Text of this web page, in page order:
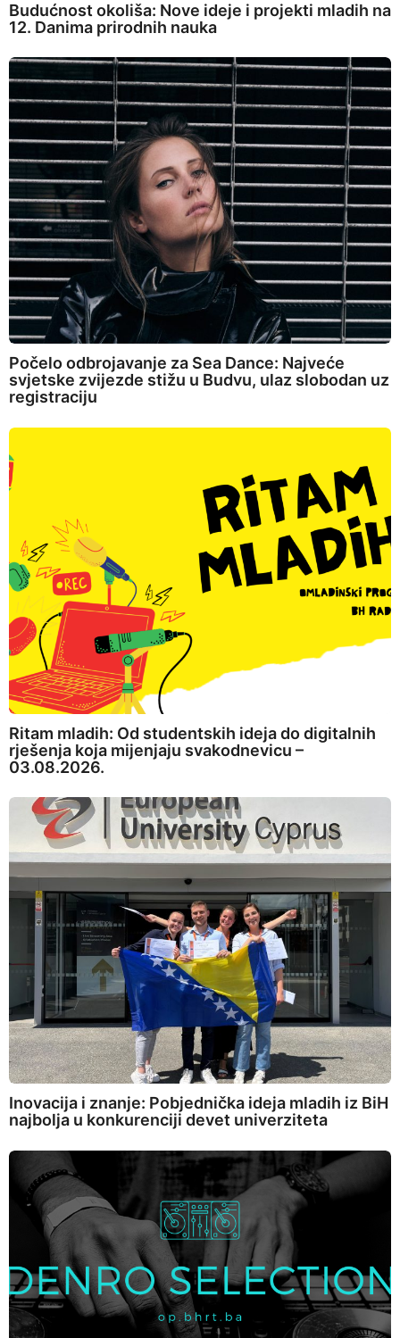
Budućnost okoliša: Nove ideje i projekti mladih na
12. Danima prirodnih nauka
Počelo odbrojavanje za Sea Dance: Najveće
svjetske zvijezde stižu u Budvu, ulaz slobodan uz
registraciju
Ritam mladih: Od studentskih ideja do digitalnih
rješenja koja mijenjaju svakodnevicu –
03.08.2026.
Inovacija i znanje: Pobjednička ideja mladih iz BiH
najbolja u konkurenciji devet univerziteta